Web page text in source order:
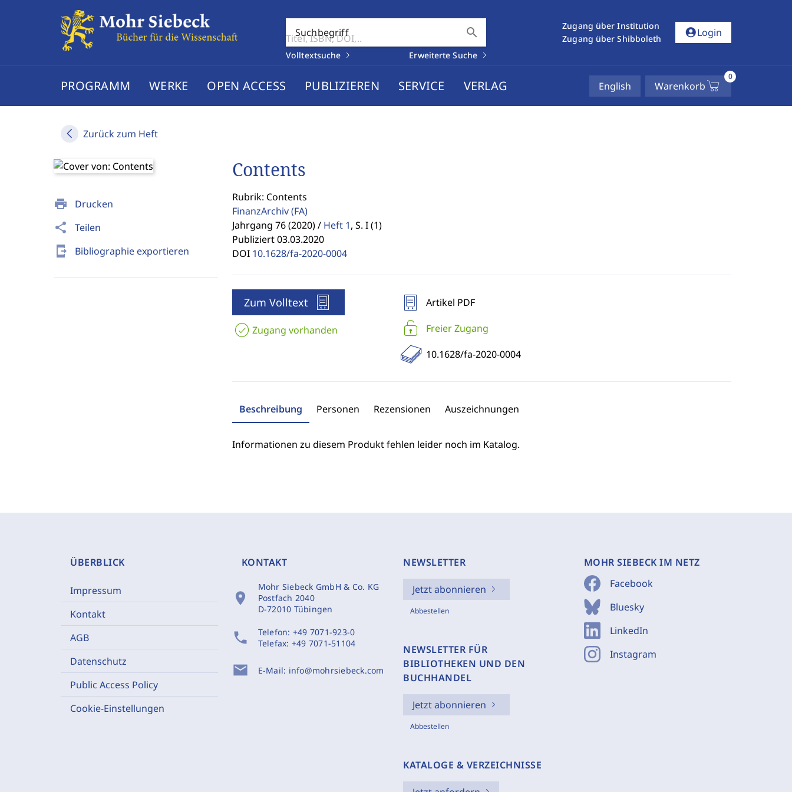
Suchbegriff search
Volltextsuche Erweiterte Suche
Zugang über Institution
Zugang über Shibboleth
account_circleLogin
PROGRAMM WERKE OPEN ACCESS PUBLIZIEREN SERVICE VERLAG English Warenkorb
0
Zurück zum Heft
print Drucken
share Teilen
send_to_mobile Bibliographie exportieren
Contents
Rubrik: Contents
FinanzArchiv(FA)
Jahrgang 76 (2020) / Heft 1, S. I (1)
Publiziert 03.03.2020
DOI 10.1628/fa-2020-0004
Zum Volltext
Zugang vorhanden
Artikel PDF
Freier Zugang
10.1628/fa-2020-0004
Beschreibung Personen Rezensionen Auszeichnungen
Informationen zu diesem Produkt fehlen leider noch im Katalog.
ÜBERBLICK
Impressum
Kontakt
AGB
Datenschutz
Public Access Policy
Cookie-Einstellungen
KONTAKT
location_on
Mohr Siebeck GmbH & Co. KG
Postfach 2040
D-72010 Tübingen
phone Telefon: +49 7071-923-0
Telefax: +49 7071-51104
mail E-Mail: info@mohrsiebeck.com
NEWSLETTER
Jetzt abonnieren
Abbestellen
NEWSLETTER FÜR
BIBLIOTHEKEN UND DEN
BUCHHANDEL
Jetzt abonnieren
Abbestellen
KATALOGE & VERZEICHNISSE
MOHR SIEBECK IM NETZ
Facebook
Bluesky
LinkedIn
Instagram